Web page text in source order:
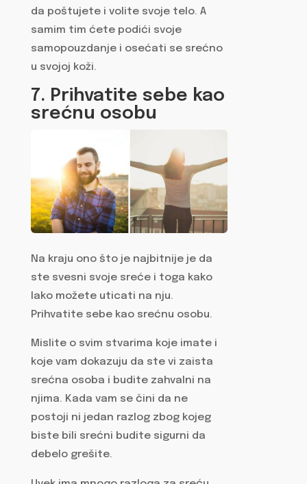
da poštujete i volite svoje telo. A
samim tim ćete podići svoje
samopouzdanje i osećati se srećno
u svojoj koži.
7. Prihvatite sebe kao
srećnu osobu
Na kraju ono što je najbitnije je da
ste svesni svoje sreće i toga kako
lako možete uticati na nju.
Prihvatite sebe kao srećnu osobu.
Mislite o svim stvarima koje imate i
koje vam dokazuju da ste vi zaista
srećna osoba i budite zahvalni na
njima. Kada vam se čini da ne
postoji ni jedan razlog zbog kojeg
biste bili srećni budite sigurni da
debelo grešite.